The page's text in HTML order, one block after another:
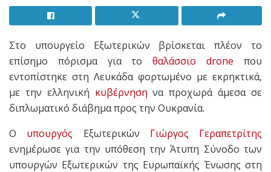
Στο υπουργείο Εξωτερικών βρίσκεται πλέον το
επίσημο πόρισμα για τοθαλάσσιο drone που
εντοπίστηκε στη Λευκάδα φορτωμένο με εκρηκτικά,
με την ελληνική κυβέρνηση να προχωρά άμεσα σε
διπλωματικό διάβημα προς την Ουκρανία.
Ο υπουργός Εξωτερικών Γιώργος Γεραπετρίτης
ενημέρωσε για την υπόθεση την Άτυπη Σύνοδο των
υπουργών Εξωτερικών της Ευρωπαϊκής Ένωσης στη